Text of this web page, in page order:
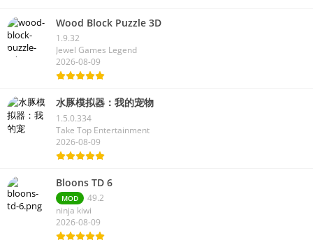
Wood Block Puzzle 3D
1.9.32
Jewel Games Legend
水豚模拟器：我的宠物
1.5.0.334
Take Top Entertainment
Bloons TD 6
MOD
49.2
ninja kiwi